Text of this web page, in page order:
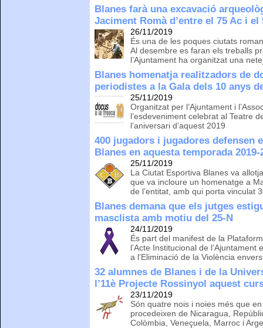
Blanes farà una excavació
Jaciment Romà d’entre el 75 Ac i el
26/11/2019
És una de les poques ciutats
Al desembre es faran els treballs
l’Ajuntament ha organitzat una
Blanes homenatja realitzadors de
periodistes a la Gala dels 10 anys
25/11/2019
Organitzat per l’Ajuntament i
l’esdeveniment celebrat al Teatre
l’aniversari d’aquest 2019
400 jugadors i jugadores defensen
Blanes en aquesta temporada 2019-
25/11/2019
La Ciutat Esportiva Blanes va
que va incloure un homenatge a
de l’entitat, amb qui porta vinculat
Blanes demana que els jutges
masclista amb motiu del 25-N
24/11/2019
És part del manifest de la
l’Acte Institucional de
a l’Eliminació de la Violència
32 alumnes de Blanes i de la
l’11è Projecte Rossinyol aquest
23/11/2019
Són quatre nois i noies més que
procedeixen de Nicaragua,
Colòmbia, Veneçuela, Marroc i